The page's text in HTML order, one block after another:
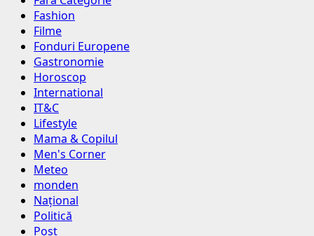
Fashion
Filme
Fonduri Europene
Gastronomie
Horoscop
International
IT&C
Lifestyle
Mama & Copilul
Men's Corner
Meteo
monden
Național
Politică
Post